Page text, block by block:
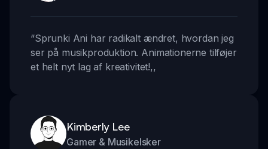
“Sprunki Ani har radikalt ændret, hvordan jeg
ser på musikproduktion. Animationerne tilføjer
et helt nyt lag af kreativitet!,,
Kimberly Lee
Gamer & Musikelsker